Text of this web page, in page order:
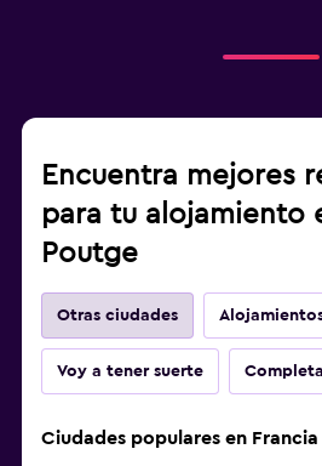
Encuentra mejores
para tu alojamiento
Poutge
Otras ciudades
Voy a tener suerte
Ciudades populares en Francia